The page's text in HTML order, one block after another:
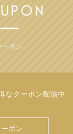
なクーポン配信中
ーポン